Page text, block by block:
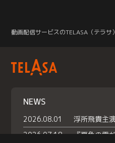
動画配信サービスのTELASA（テラサ）
NEWS
2026.08.01
2026.07.18